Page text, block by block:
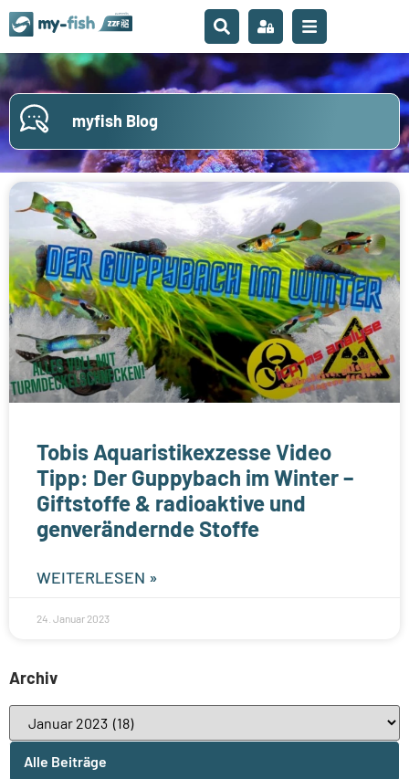
myfish Blog
Tobis Aquaristikexzesse Video
Tipp: Der Guppybach im Winter –
Giftstoffe & radioaktive und
genverändernde Stoffe
WEITERLESEN »
24. Januar 2023
Archiv
Alle Beiträge